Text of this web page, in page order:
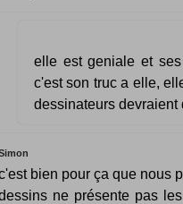
elle est geniale et
c'est son truc a elle,
dessinateurs devraient
bien pour ça que nous
ne présente pas